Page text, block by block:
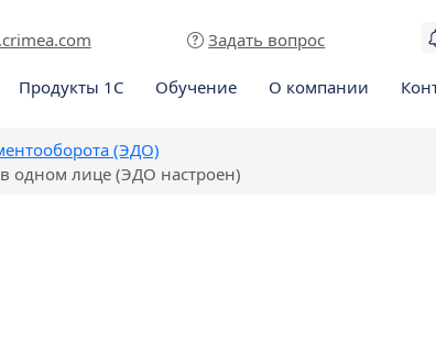
Задать вопрос
Продукты 1С Обучение О компании
(ЭДО)
одном лице (ЭДО настроен)